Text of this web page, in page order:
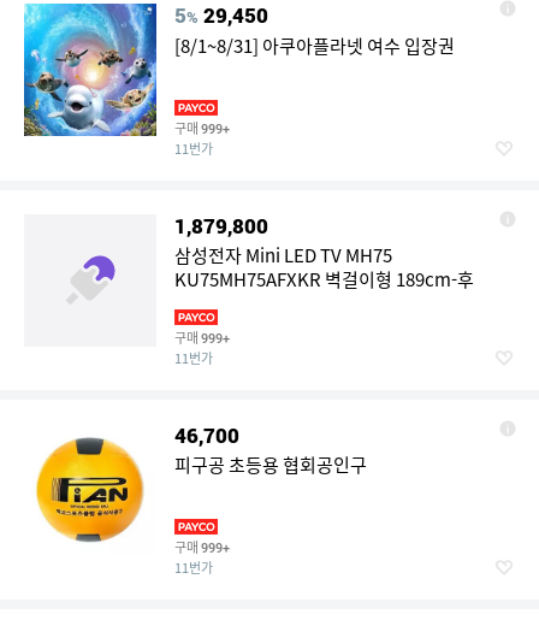
5% 29,450
[8/1~8/31] 아쿠아플라넷 여수 입장권
구매 999+
11번가
1,879,800
삼성전자 Mini LED TV MH75
KU75MH75AFXKR 벽걸이형 189cm-후
구매 999+
11번가
46,700
피구공 초등용 협회공인구
구매 999+
11번가